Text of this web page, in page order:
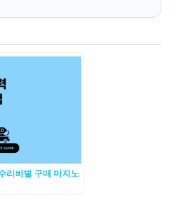
리비별 구매 마지노